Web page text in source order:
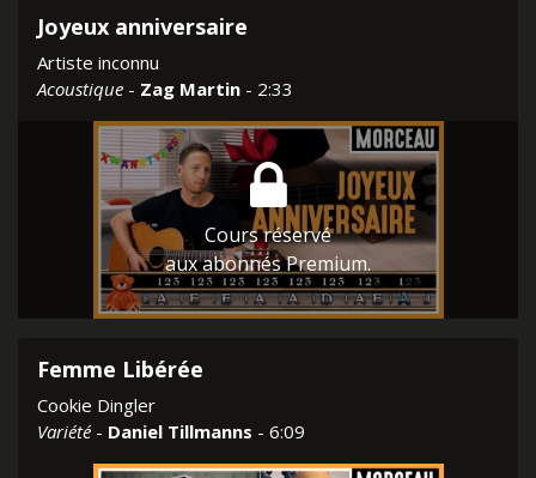
Joyeux anniversaire
Artiste inconnu
Acoustique - Zag Martin - 2:33
Cours réservé
aux abonnés Premium.
Femme Libérée
Cookie Dingler
Variété - Daniel Tillmanns - 6:09